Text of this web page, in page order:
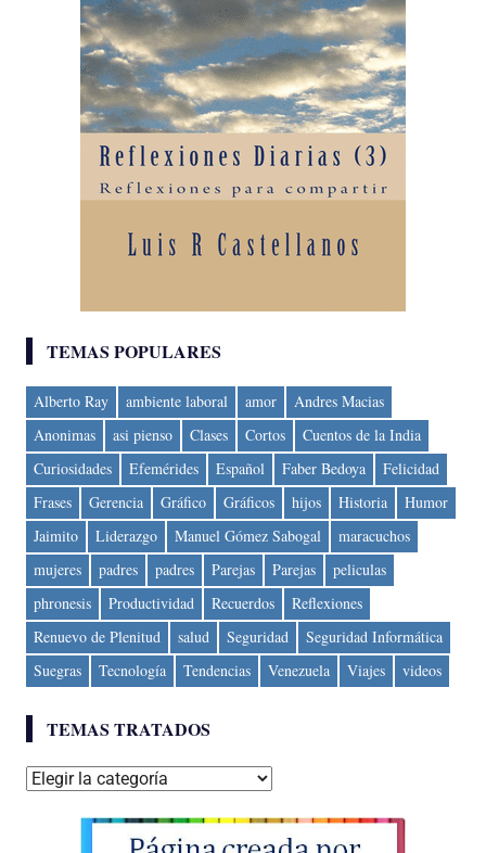
TEMAS POPULARES
Alberto Ray ambiente laboral amor
Andres Macias
Anonimas
asi pienso Clases Cortos
Cuentos de la India
Curiosidades
Efemérides Español Faber Bedoya
Felicidad
Frases
Gerencia Gráfico Gráficos hijos Historia
Humor
Jaimito
Liderazgo Manuel Gómez Sabogal
maracuchos
mujeres
padres padres Parejas Parejas
peliculas
phronesis
Productividad Recuerdos
Reflexiones
Renuevo de Plenitud
salud Seguridad
Seguridad Informática
Suegras
Tecnología Tendencias Venezuela Viajes videos
TEMAS TRATADOS
Temas